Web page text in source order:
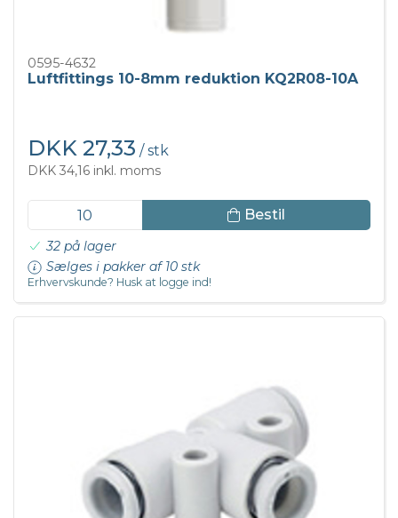
0595-4632
Luftfittings 10-8mm reduktion KQ2R08-10A
DKK 27,33 / stk
DKK 34,16 inkl. moms
Bestil
32 på lager
Sælges i pakker af 10 stk
Erhvervskunde? Husk at logge ind!